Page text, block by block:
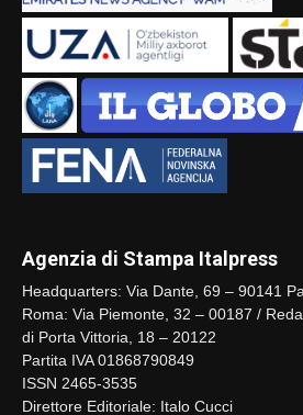
Agenzia di Stampa Italpress
Headquarters: Via Dante, 69 – 90141
Roma: Via Piemonte, 32 – 00187 /
di Porta Vittoria, 18 – 20122
Partita IVA 01868790849
ISSN 2465-3535
Direttore Editoriale: Italo Cucci